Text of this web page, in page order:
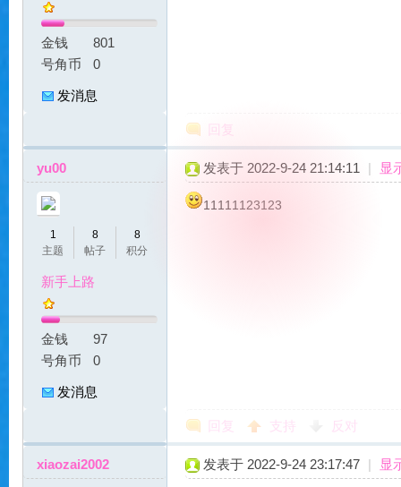
金钱
801
号角币
0
发消息
回复
yu00
1
主题
8
帖子
8
积分
新手上路
金钱
97
号角币
0
发消息
发表于 2022-9-24 21:14:11 | 显
11111123123
回复 支持 反对
xiaozai2002 发表于 2022-9-24 23:17:47 | 显